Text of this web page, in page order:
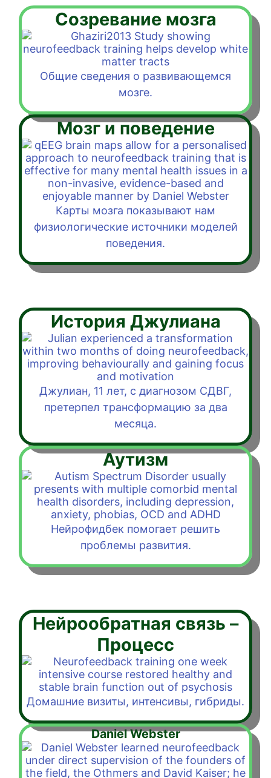
Созревание мозга
Общие сведения о развивающемся
мозге.
Мозг и поведение
Карты мозга показывают нам
физиологические источники моделей
поведения.
История Джулиана
Джулиан, 11 лет, с диагнозом СДВГ,
претерпел трансформацию за два
месяца.
Аутизм
Нейрофидбек помогает решить
проблемы развития.
Нейрообратная связь –
Процесс
Домашние визиты, интенсивы, гибриды.
Daniel Webster